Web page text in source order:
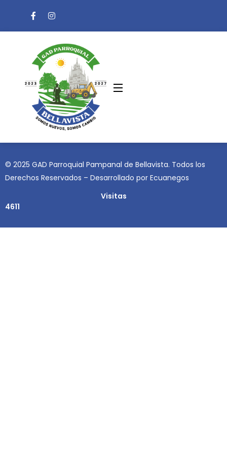
© 2025 GAD Parroquial Pampanal de Bellavista. Todos los
Derechos Reservados – Desarrollado por Ecuanegos
Visitas
4611